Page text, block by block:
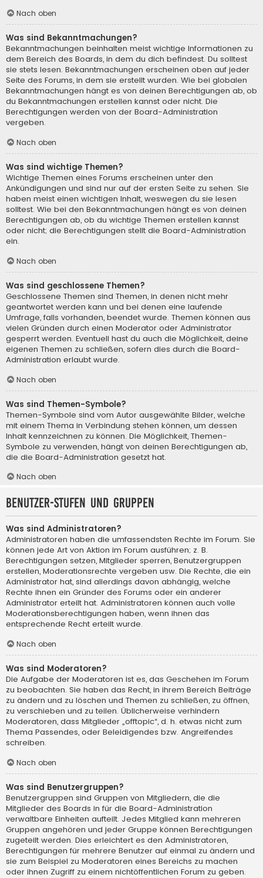
Nach oben
Was sind Bekanntmachungen?
Bekanntmachungen beinhalten meist wichtige Informationen zu
dem Bereich des Boards, in dem du dich befindest. Du solltest
sie stets lesen. Bekanntmachungen erscheinen oben auf jeder
Seite des Forums, in dem sie erstellt wurden. Wie bei globalen
Bekanntmachungen hängt es von deinen Berechtigungen ab, ob
du Bekanntmachungen erstellen kannst oder nicht. Die
Berechtigungen werden von der Board-Administration
vergeben.
Nach oben
Was sind wichtige Themen?
Wichtige Themen eines Forums erscheinen unter den
Ankündigungen und sind nur auf der ersten Seite zu sehen. Sie
haben meist einen wichtigen Inhalt, weswegen du sie lesen
solltest. Wie bei den Bekanntmachungen hängt es von deinen
Berechtigungen ab, ob du wichtige Themen erstellen kannst
oder nicht; die Berechtigungen stellt die Board-Administration
ein.
Nach oben
Was sind geschlossene Themen?
Geschlossene Themen sind Themen, in denen nicht mehr
geantwortet werden kann und bei denen eine laufende
Umfrage, falls vorhanden, beendet wurde. Themen können aus
vielen Gründen durch einen Moderator oder Administrator
gesperrt werden. Eventuell hast du auch die Möglichkeit, deine
eigenen Themen zu schließen, sofern dies durch die Board-
Administration erlaubt wurde.
Nach oben
Was sind Themen-Symbole?
Themen-Symbole sind vom Autor ausgewählte Bilder, welche
mit einem Thema in Verbindung stehen können, um dessen
Inhalt kennzeichnen zu können. Die Möglichkeit, Themen-
Symbole zu verwenden, hängt von deinen Berechtigungen ab,
die die Board-Administration gesetzt hat.
Nach oben
Benutzer-Stufen und Gruppen
Was sind Administratoren?
Administratoren haben die umfassendsten Rechte im Forum. Sie
können jede Art von Aktion im Forum ausführen; z. B.
Berechtigungen setzen, Mitglieder sperren, Benutzergruppen
erstellen, Moderationsrechte vergeben usw. Die Rechte, die ein
Administrator hat, sind allerdings davon abhängig, welche
Rechte ihnen ein Gründer des Forums oder ein anderer
Administrator erteilt hat. Administratoren können auch volle
Moderationsberechtigungen haben, wenn ihnen das
entsprechende Recht erteilt wurde.
Nach oben
Was sind Moderatoren?
Die Aufgabe der Moderatoren ist es, das Geschehen im Forum
zu beobachten. Sie haben das Recht, in ihrem Bereich Beiträge
zu ändern und zu löschen und Themen zu schließen, zu öffnen,
zu verschieben und zu teilen. Üblicherweise verhindern
Moderatoren, dass Mitglieder „offtopic“, d. h. etwas nicht zum
Thema Passendes, oder Beleidigendes bzw. Angreifendes
schreiben.
Nach oben
Was sind Benutzergruppen?
Benutzergruppen sind Gruppen von Mitgliedern, die die
Mitglieder des Boards in für die Board-Administration
verwaltbare Einheiten aufteilt. Jedes Mitglied kann mehreren
Gruppen angehören und jeder Gruppe können Berechtigungen
zugeteilt werden. Dies erleichtert es den Administratoren,
Berechtigungen für mehrere Benutzer auf einmal zu ändern und
sie zum Beispiel zu Moderatoren eines Bereichs zu machen
oder ihnen Zugriff zu einem nichtöffentlichen Forum zu geben.